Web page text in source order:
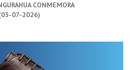
CONMEMORA
(03-07-2026)